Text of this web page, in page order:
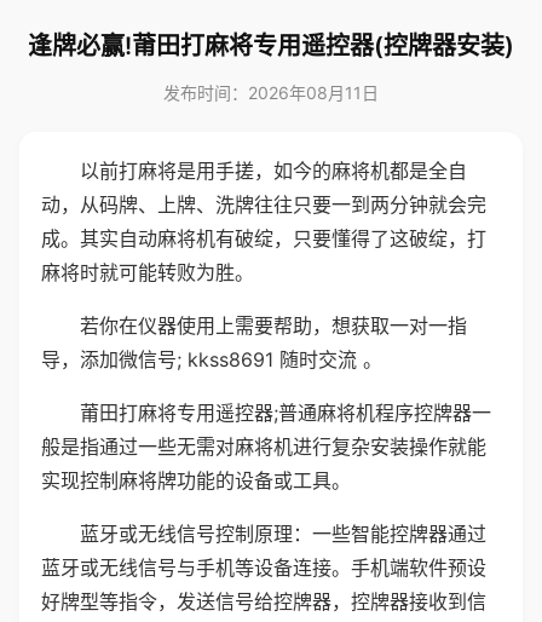
逢牌必赢!莆田打麻将专用遥控器(控牌器安装)
发布时间：2026年08月11日
以前打麻将是用手搓，如今的麻将机都是全自
动，从码牌、上牌、洗牌往往只要一到两分钟就会完
成。其实自动麻将机有破绽，只要懂得了这破绽，打
麻将时就可能转败为胜。
若你在仪器使用上需要帮助，想获取一对一指
导，添加微信号; kkss8691 随时交流 。
莆田打麻将专用遥控器;普通麻将机程序控牌器一
般是指通过一些无需对麻将机进行复杂安装操作就能
实现控制麻将牌功能的设备或工具。
蓝牙或无线信号控制原理：一些智能控牌器通过
蓝牙或无线信号与手机等设备连接。手机端软件预设
好牌型等指令，发送信号给控牌器，控牌器接收到信